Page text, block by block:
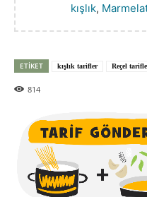
kışlık,
ETIKET kışlık tarifler Reçel
814